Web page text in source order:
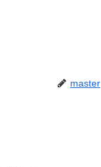
master